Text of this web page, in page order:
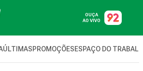
OUÇA
AO VIVO
ÚLTIMASPROMOÇÕESESPAÇO DO